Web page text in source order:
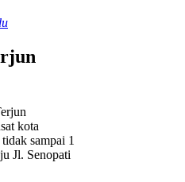
kota
sampai 1
Jl. Senopati